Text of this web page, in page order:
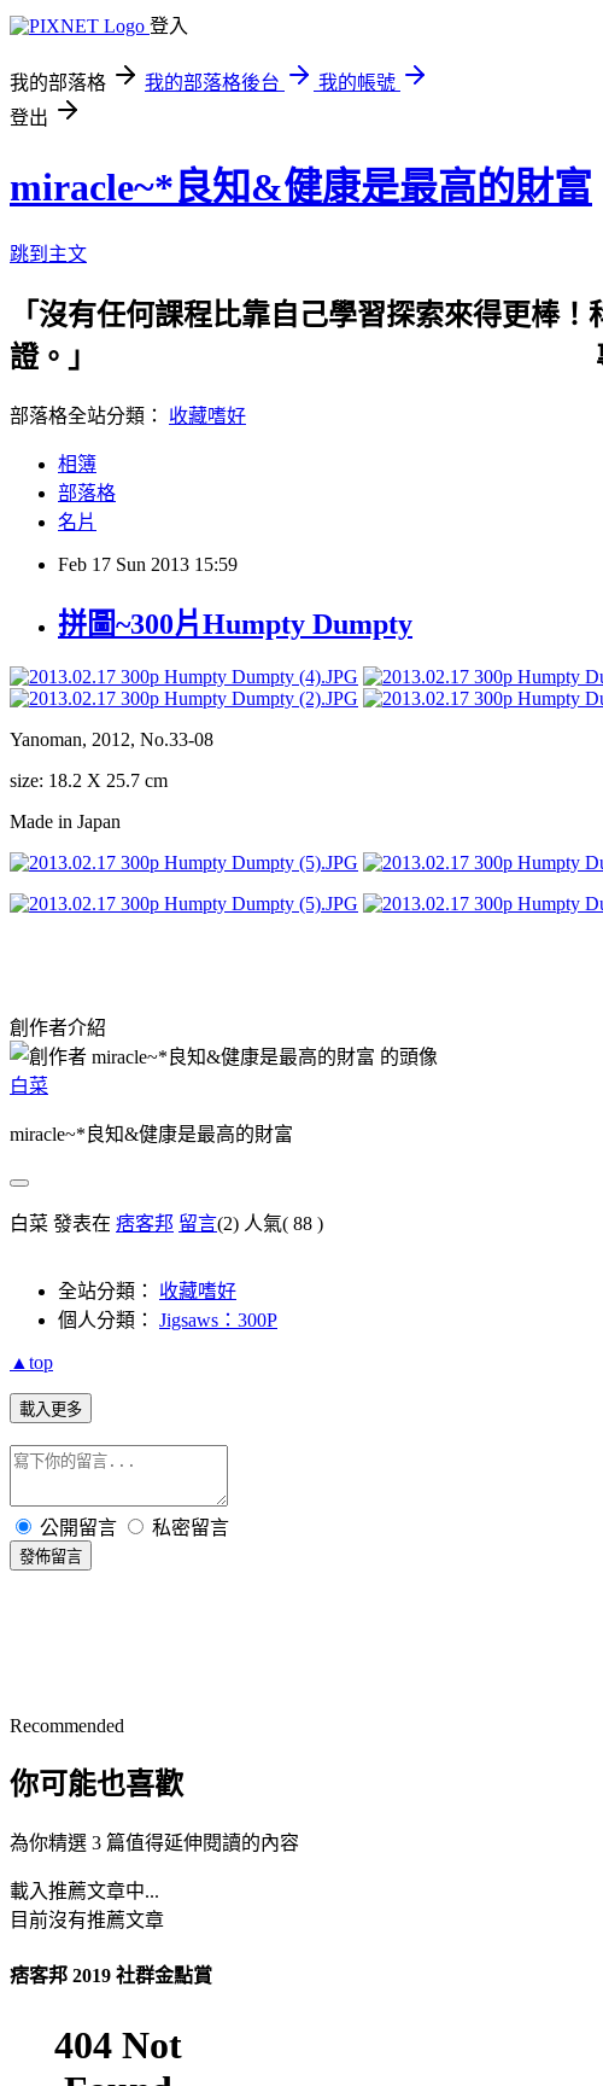
登入
我的部落格 我的部落格後台
我的帳號
登出
miracle~*良知&健康是最高的財富
跳到主文
「沒有任何課程比靠自己學習探索來得更棒
證。」 專業需要時間養成，
部落格全站分類： 收藏嗜好
相簿
部落格
名片
Feb 17 Sun 2013 15:59
拼圖~300片Humpty Dumpty
Yanoman, 2012, No.33-08
size: 18.2 X 25.7 cm
Made in Japan
創作者介紹
白菜
miracle~*良知&健康是最高的財富
白菜 發表在 痞客邦 留言(2) 人氣( 88 )
全站分類： 收藏嗜好
個人分類： Jigsaws：300P
▲top
載入更多
公開留言 私密留言
發佈留言
Recommended
你可能也喜歡
為你精選 3 篇值得延伸閱讀的內容
載入推薦文章中...
目前沒有推薦文章
痞客邦 2019 社群金點賞